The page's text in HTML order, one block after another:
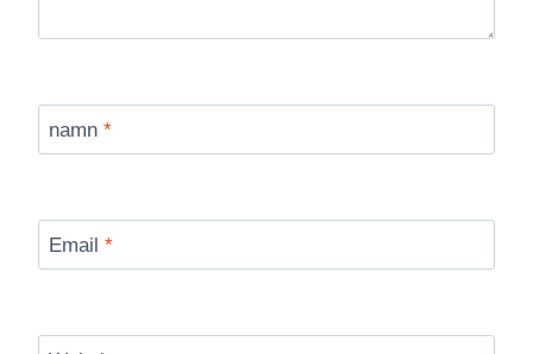
namn *
Email *